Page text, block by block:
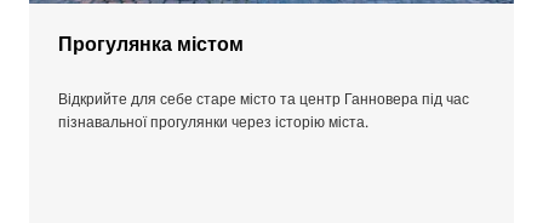
Прогулянка містом
Відкрийте для себе старе місто та центр Ганновера під час
пізнавальної прогулянки через історію міста.